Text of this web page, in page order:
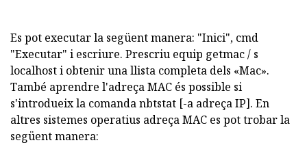
Es pot executar la següent manera: "Inici", cmd
"Executar" i escriure. Prescriu equip getmac / s
localhost i obtenir una llista completa dels «Mac».
També aprendre l'adreça MAC és possible si
s'introdueix la comanda nbtstat [-a adreça IP]. En
altres sistemes operatius adreça MAC es pot trobar la
següent manera: